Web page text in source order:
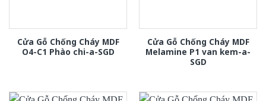
Cửa Gỗ Chống Cháy MDF
O4-C1 Phào chi-a-SGD
Cửa Gỗ Chống Cháy MDF
Melamine P1 van kem-a-
SGD